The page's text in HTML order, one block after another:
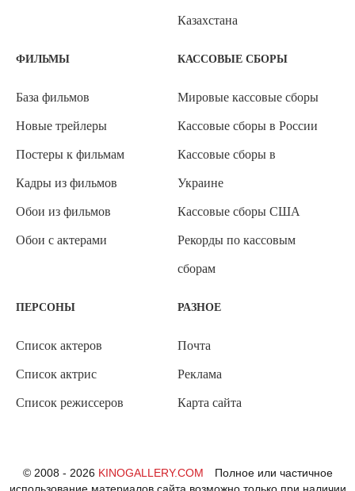
Казахстана
ФИЛЬМЫ
База фильмов
Новые трейлеры
Постеры к фильмам
Кадры из фильмов
Обои из фильмов
Обои с актерами
КАССОВЫЕ СБОРЫ
Мировые кассовые сборы
Кассовые сборы в России
Кассовые сборы в
Украине
Кассовые сборы США
Рекорды по кассовым
сборам
ПЕРСОНЫ
Список актеров
Список актрис
Список режиссеров
РАЗНОЕ
Почта
Реклама
Карта сайта
© 2008 - 2026 KINOGALLERY.COM
Полное или частичное